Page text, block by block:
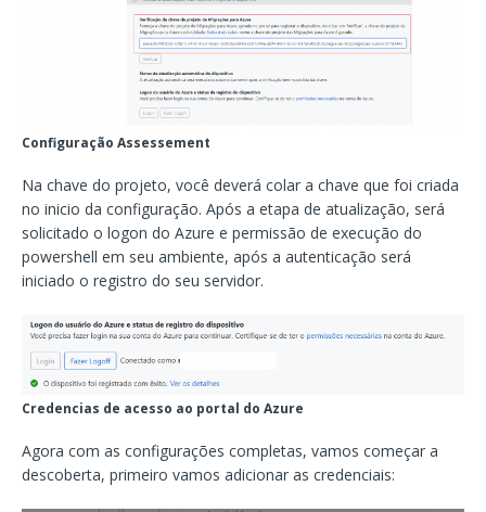
Configuração Assessement
Na chave do projeto, você deverá colar a chave que foi criada
no inicio da configuração. Após a etapa de atualização, será
solicitado o logon do Azure e permissão de execução do
powershell em seu ambiente, após a autenticação será
iniciado o registro do seu servidor.
Credencias de acesso ao portal do Azure
Agora com as configurações completas, vamos começar a
descoberta, primeiro vamos adicionar as credenciais: